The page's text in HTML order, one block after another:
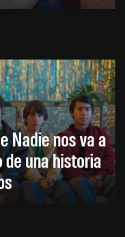
Nadie nos va a
una historia